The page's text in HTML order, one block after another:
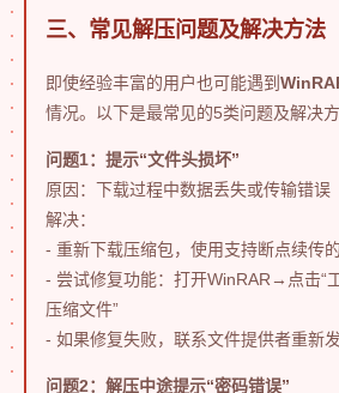
三、常见解压问题及解决方法
即使经验丰富的用户也可能遇到
情况。以下是最常见的5类问题及解决方
问题1：提示“文件头损坏”
原因：下载过程中数据丢失或传输错误
解决：
- 重新下载压缩包，使用支持断点续传
- 尝试修复功能：打开WinRAR→点击“
压缩文件”
- 如果修复失败，联系文件提供者重新
问题2：解压中途提示“密码错误”